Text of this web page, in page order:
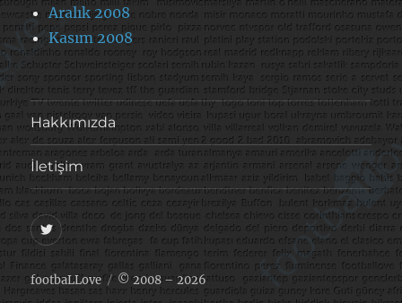
Aralık 2008
Kasım 2008
Hakkımızda
İletişim
@footballove
footbaLLove © 2008 – 2026